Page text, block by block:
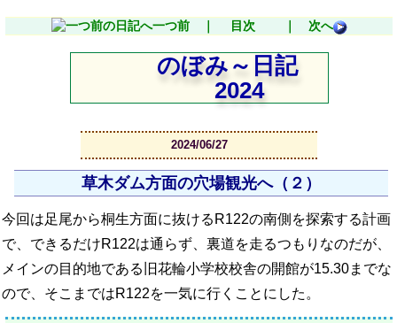
一つ前 ｜ 目次 ｜ 次へ
のぼみ～日記
2024
2024/06/27
草木ダム方面の穴場観光へ（２）
今回は足尾から桐生方面に抜けるR122の南側を探索する計画
で、できるだけR122は通らず、裏道を走るつもりなのだが、
メインの目的地である旧花輪小学校校舎の開館が15.30までな
ので、そこまではR122を一気に行くことにした。